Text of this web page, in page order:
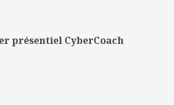
présentiel CyberCoach